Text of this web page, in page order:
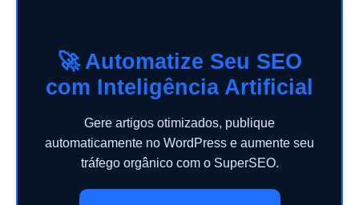
🚀 Automatize Seu SEO
com Inteligência Artificial
Gere artigos otimizados, publique
automaticamente no WordPress e aumente seu
tráfego orgânico com o SuperSEO.